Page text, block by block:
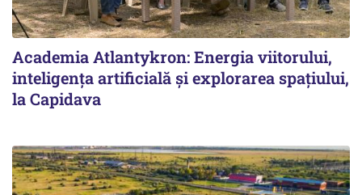
Academia Atlantykron: Energia viitorului,
inteligența artificială și explorarea spațiului,
la Capidava